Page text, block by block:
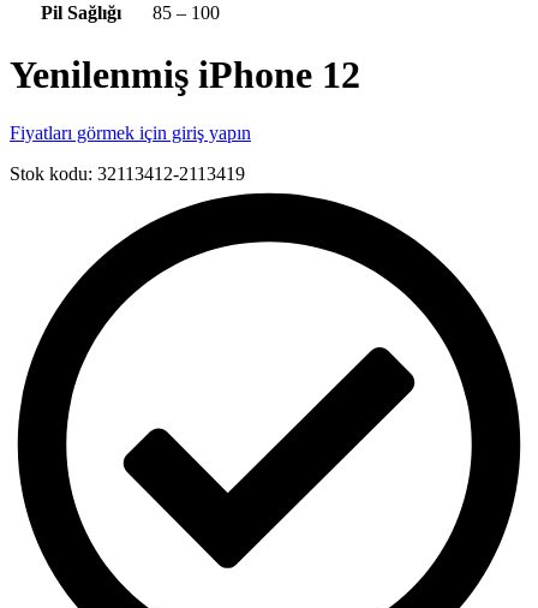
Pil Sağlığı
85 – 100
Yenilenmiş iPhone 12
Fiyatları görmek için giriş yapın
Stok kodu: 32113412-2113419